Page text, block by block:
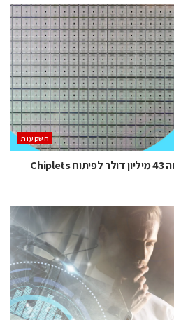
השקעות
ויולה משקיעה ב־TYLsemi: גייסה 43 מיליון דולר לפיתוח Chiplets